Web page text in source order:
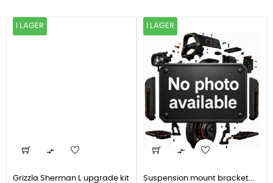
I LAGER

Grizzla Sherman L upgrade kit
I LAGER

Suspension mount bracket...